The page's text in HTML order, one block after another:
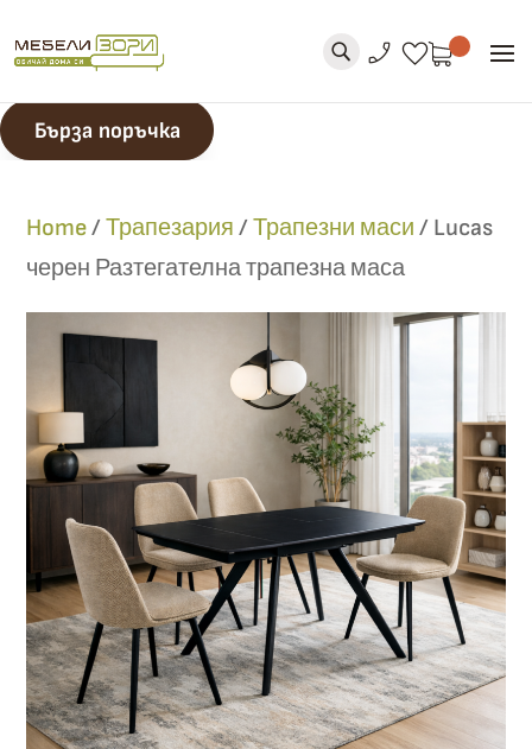
phone_enabled favorite
U
Бърза поръчка
Home/Трапезария /Трапезни маси / Lucas
черен Разтегателна трапезна маса